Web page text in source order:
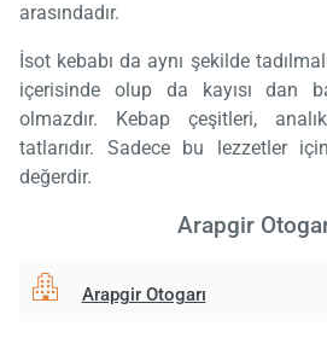
arasındadır.
İsot kebabı da aynı şekilde
içerisinde olup da kayısı dan
olmazdır. Kebap çeşitleri,
tatlarıdır. Sadece bu lezzetler
değerdir.
Arapgir
Arapgir Otogarı